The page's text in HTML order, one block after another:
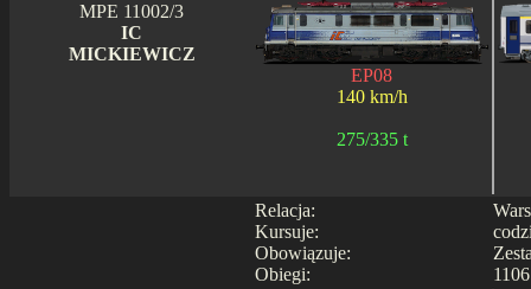
MPE 11002/3
IC
MICKIEWICZ
EP08
140 km/h
275/335 t
Relacja:
Kursuje:
Obowiązuje:
Obiegi: